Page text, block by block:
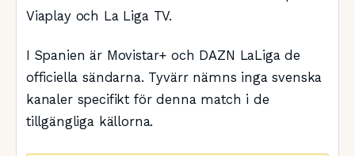
Viaplay och La Liga TV.
I Spanien är Movistar+ och DAZN LaLiga de
officiella sändarna. Tyvärr nämns inga svenska
kanaler specifikt för denna match i de
tillgängliga källorna.